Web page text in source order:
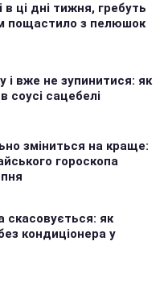
ці дні тижня, гребуть
пощастило з пелюшок
і вже не зупинитися: як
соусі сацебелі
зміниться на краще:
гороскопа
скасовується: як
кондиціонера у